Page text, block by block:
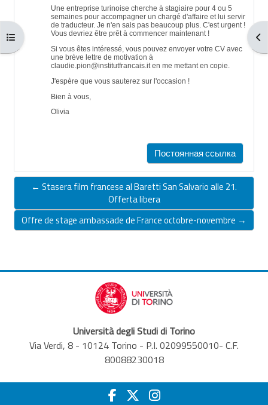
Открыть оглавление курса
Une entreprise turinoise cherche à stagiaire pour 4 ou 5
semaines pour accompagner un chargé d'affaire et lui servir
de traducteur. Je n'en sais pas beaucoup plus. C'est urgent !
Vous devriez être prêt à commencer maintenant !
Si vous êtes intéressé, vous pouvez envoyer votre CV avec
une brève lettre de motivation à
claudie.pion@institutfrancais.it en me mettant en copie.
J'espère que vous sauterez sur l'occasion !
Bien à vous,
Olivia
Постоянная ссылка
← Stasera film francese al Baretti San Salvario alle 21.
Offerta libera
Offre de stage ambassade de France octobre-novembre →
Università degli Studi di Torino
Via Verdi, 8 - 10124 Torino - P.I. 02099550010- C.F.
80088230018